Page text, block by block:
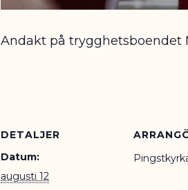
Andakt på trygghetsboendet
DETALJER
Datum:
augusti 12